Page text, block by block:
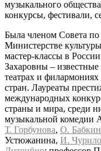
музыкального
конкурсы, фестивали,
Была членом Совета по
Министерстве
мастер-классы в
Захаровны –
театрах и
стран. Лауреаты
международных
страны и мира, среди
музыкальной
Т. Горбунова, О.
Устюжанина, И.